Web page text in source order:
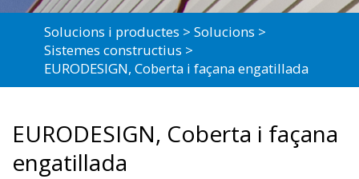
Solucions i productes
Solucions
Sistemes constructius
EURODESIGN, Coberta i façana engatillada
EURODESIGN, Coberta i façana
engatillada